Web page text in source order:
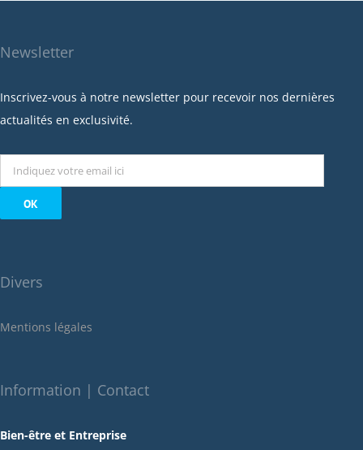
mars 2023
janvier 2023
décembre 2022
octobre 2022
septembre 2022
août 2022
mai 2022
décembre 2021
octobre 2021
juillet 2021
Newsletter
Inscrivez-vous à notre newsletter pour recevoir nos dernières
actualités en exclusivité.
Divers
Mentions légales
Information | Contact
Bien-être et Entreprise